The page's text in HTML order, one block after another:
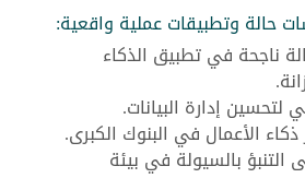
حالة وتطبيقات عملية واقعية:
ناجحة في تطبيق الذكاء
لتحسين إدارة البيانات.
الأعمال في البنوك الكبرى.
بالسيولة في بيئة